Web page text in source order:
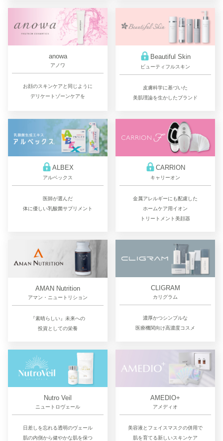
anowa
アノワ
お顔のスキンケアと同じように
デリケートゾーンケアを
Beautiful Skin
ビューティフルスキン
皮膚科学に基づいた
美肌理論を生かしたブランド
ALBEX
アルベックス
医師が選んだ
体に優しい乳酸菌サプリメント
CARRION
キャリーオン
金属アレルギーにも配慮した
ホームケア用イオン
トリートメント美顔器
AMAN Nutrition
アマン・ニュートリション
『素晴らしい』未来への
投資としての栄養
CLIGRAM
カリグラム
濃厚かつシンプルな
医療機関向け高濃度コスメ
Nutro Veil
ニュートロヴェール
日差しを忘れる透明のヴェール
肌の内側から健やかな肌を保つ
AMEDIO+
アメディオ
美容液とフェイスマスクの併用で
肌を育てる新しいスキンケア